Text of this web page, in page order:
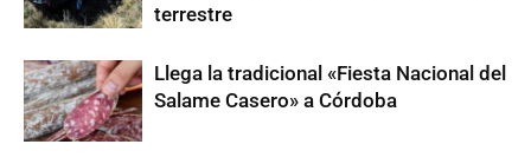
terrestre
Llega la tradicional «Fiesta Nacional del
Salame Casero» a Córdoba